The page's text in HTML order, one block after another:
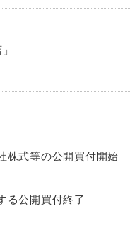
株式等の公開買付開始
る公開買付終了